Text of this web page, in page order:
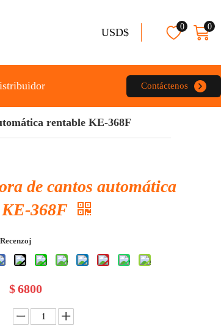
USD$ 0 0
Contáctenos
rentable KE-368F
de cantos automática
368F
$ 6800